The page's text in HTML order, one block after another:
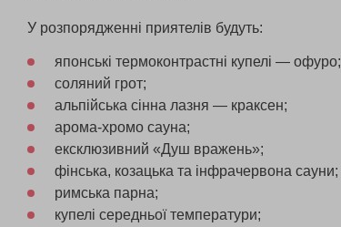
У розпорядженні приятелів будуть:
японські термоконтрастні купелі — офуро;
соляний грот;
альпійська сінна лазня — краксен;
арома-хромо сауна;
ексклюзивний «Душ вражень»;
фінська, козацька та інфрачервона сауни;
римська парна;
купелі середньої температури;